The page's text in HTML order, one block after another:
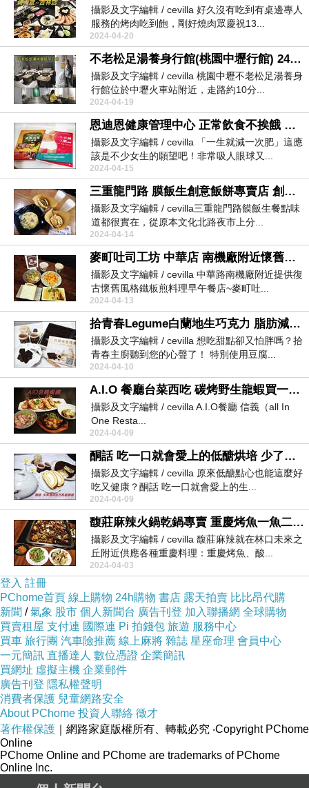
攝影及文字編輯 / cevilla 好久沒有吃到有桌邊專人
服務的烤肉吃到飽，剛好燒肉眾慶祝13...
2024-04-20
不老松足湯養身行館(桃園中壢行館) 24小時營業 日式禪風養身館
攝影及文字編輯 / cevilla 桃園中壢不老松足湯養身
行館位於中壢火車站附近，走路約10分...
2024-04-19
恩迪恩健康管理中心 正常飲食不挨餓 一生就減一次肥
攝影及文字編輯 / cevilla 「一生就減一次肥」這應
該是不少女生的願望吧！非常吸人眼球又...
2024-04-15
三重龍門路 膜飯生創意飯餅專賣店 創意肉夾膜&花椰菜米炒飯
攝影及文字編輯 / cevilla ​三重龍門路饃飯生餐點味
道都很實在，從原本文化北路夜市上分...
2024-04-14
麥町吐司工坊 中華店 南機廠附近懷舊系早午餐店 旗艦店好拍照
攝影及文字編輯 / cevilla 中華路南機廠附近提供復
古懷舊風格鐵板煎料理早午餐店~麥町吐...
2024-04-13
拾青春Legume白蘭地生巧克力 脂肪減量熱量降低可安心吃的低脂生巧克力
攝影及文字編輯 / cevilla 想吃甜點卻又怕胖嗎？拾
青春主廚聽到您的心聲了！ 特別使用豆腐...
2024-04-10
A.I.O 餐廳台菜西吃 碳烤野生龍蝦買一送一 免費加inline會員再加送一隻野生龍蝦
攝影及文字編輯 / cevilla A.I.O餐廳 信義（all In
One Resta...
2024-04-09
酮話 吃一口就會愛上的低醣烘培 少了精緻加工糖與香精蛋糕變得更健康
​ 攝影及文字編輯 / cevilla 原來低醣點心也能這麼好
吃又健康？酮話 吃一口就會愛上的生...
2024-04-09
馥莊麻辣火鍋乾鍋專賣 重慶烤魚一魚二吃 乾鍋+火鍋
攝影及文字編輯 / cevilla 馥莊麻辣就在林口未來之
丘附近供應各種重慶料理：重慶烤魚、酸...
2024-04-03
登入 註冊
PChome首頁 線上購物 24h購物 書店 露天拍賣 比比昂代購
新聞 /氣象 股市 個人新聞台 廣告刊登 加入聯播網 全球購物
買賣租屋 支付連 國際連 Pi 拍錢包 旅遊 服務中心
買車 旅行團 汽車險推薦 線上麻將 雜誌 星座命理 會員中心
一元簡訊 直播達人 數位憑證 企業簡訊
買網址 虛擬主機 企業郵件
廣告刊登 隱私權聲明
消費者保護 兒童網路安全
About PChome 投資人聯絡 徵才
著作權保護 ｜網路家庭版權所有、轉載必究 ‧Copyright PChome
Online
PChome Online and PChome are trademarks of PChome
Online Inc.